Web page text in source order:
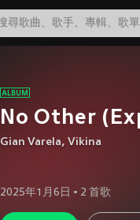
No Other
Gian Varela, Vikina
2025年1月6日 • 2 首歌